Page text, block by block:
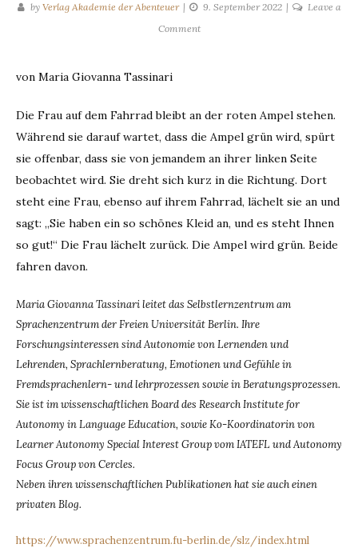
by Verlag Akademie der Abenteuer 9. September 2022
Leave a
Commenton
von Maria Giovanna Tassinari
Die Frau auf dem Fahrrad bleibt an der roten Ampel stehen.
Während sie darauf wartet, dass die Ampel grün wird, spürt
sie offenbar, dass sie von jemandem an ihrer linken Seite
beobachtet wird. Sie dreht sich kurz in die Richtung. Dort
steht eine Frau, ebenso auf ihrem Fahrrad, lächelt sie an und
sagt: „Sie haben ein so schönes Kleid an, und es steht Ihnen
so gut!“ Die Frau lächelt zurück. Die Ampel wird grün. Beide
fahren davon.
Maria Giovanna Tassinari leitet das Selbstlernzentrum am
Sprachenzentrum der Freien Universität Berlin. Ihre
Forschungsinteressen sind Autonomie von Lernenden und
Lehrenden, Sprachlernberatung, Emotionen und Gefühle in
Fremdsprachenlern- und lehrprozessen sowie in Beratungsprozessen.
Sie ist im wissenschaftlichen Board des Research Institute for
Autonomy in Language Education, sowie Ko-Koordinatorin von
Learner Autonomy Special Interest Group vom IATEFL und Autonomy
Focus Group von Cercles.
Neben ihren wissenschaftlichen Publikationen hat sie auch einen
privaten Blog.
https://www.sprachenzentrum.fu-berlin.de/slz/index.html